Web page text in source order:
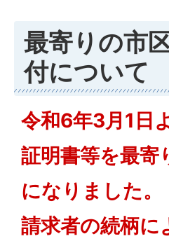
最寄りの市
付について
令和6年3月1日
証明書等を最寄
になりました。
請求者の続柄に